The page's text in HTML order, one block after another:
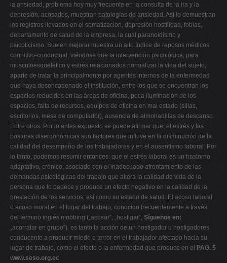
la ansiedad, problema hoy muy frecuente en la consulta de la ira y la
depresión. acosados, muestran patologías de ansiedad, Así lo demuestran
los registros llevados en el somatizacion, depresión hostilidad, fobias,
departamento de salud de la empresa, la cual paranoidismo y
psicoticismo. Suelen mejorar muestra un alto índice de reposos médicos
cognitivo-conductual, viéndose que la intervención psicológica, para
musculoesquelético y estrés relacionados normalizar la vida del sujeto,
aparte de tratar la principalmente por agentes internos de la enfermedad
que haya desencadenado el institución, entre los que se encuentran los
espacios reducidos en las áreas de oficina, poca iluminación de los
espacios, falta de recursos, equipos de oficina en mal estado (sillas,
escritorios, mesa de computador), ausencia de almohadillas de descanso.
Entre otros. Por lo antes expuesto se puede afirmar que; el estrés y las
posturas disergonómicas son factores que influye en la disminución de la
calidad del desempeño de los trabajadores y en el ausentismo laboral. Por
lo tanto, podemos resumir entonces: que el estrés laboral es un trastorno
adaptativo, crónico, asociado con el inadecuado afrontamiento de las
demandas psicológicas del trabajo que altera la calidad de vida de la
persona que lo padece y produce un efecto negativo en la calidad de la
prestación de los servicios; así como su estado de salud. El acoso laboral
o acoso moral en el lugar del trabajo, conocido frecuentemente a través
del término inglés mobbing („acosar‟, „hostigar‟, Síguenos en:
„acorralar en grupo‟), es tanto la acción de un hostigador u hostigadores
conducente a producir miedo o terror en el trabajador afectado hacia su
lugar de trabajo, como el efecto o la enfermedad que produce en el PAG. 5
www.seso.org.ec